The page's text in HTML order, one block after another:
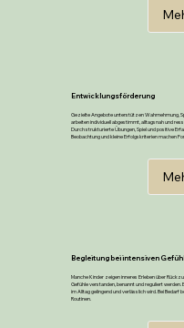
Entwicklungsförderung
Gezielte Angebote unterstützen Wahrnehmung,
arbeiten individuell abgestimmt, alltagsnah und
Durch strukturierte Übungen, Spiel und positive
Beobachtung und kleine Erfolgskriterien machen
Begleitung bei intensiven
Manche Kinder zeigen inneres Erleben über
Gefühle verstanden, benannt und reguliert
im Alltag gelingend und verlässlich wird. Bei Bedarf
Routinen.